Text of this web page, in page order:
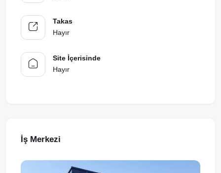
Takas
Hayır
Site İçerisinde
Hayır
İş Merkezi